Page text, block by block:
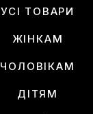
УСІ ТОВАРИ
ЖІНКАМ
ЧОЛОВІКАМ
ДІТЯМ